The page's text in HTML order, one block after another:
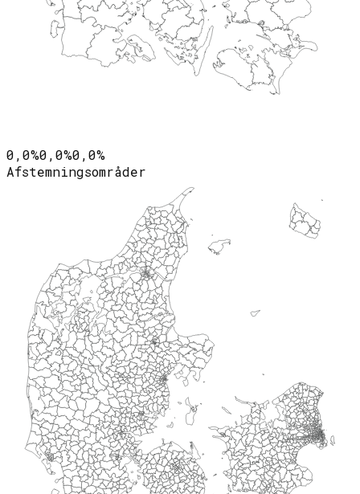
0,0%0,0%0,0%
Afstemningsområder